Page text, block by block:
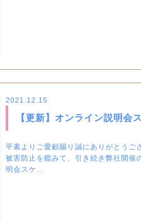
2021.12.15
【更新】オンライン説明会
平素よりご愛顧賜り誠にありがとうご
被害防止を鑑みて、引き続き弊社開催
明会スケ...